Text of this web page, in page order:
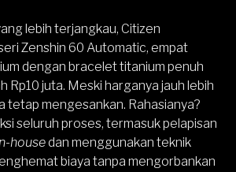
lebih terjangkau, Citizen
Zenshin 60 Automatic, empat
dengan bracelet titanium penuh
Rp10 juta. Meski harganya jauh lebih
tetap mengesankan. Rahasianya?
seluruh proses, termasuk pelapisan
housedan menggunakan teknik
biaya tanpa mengorbankan